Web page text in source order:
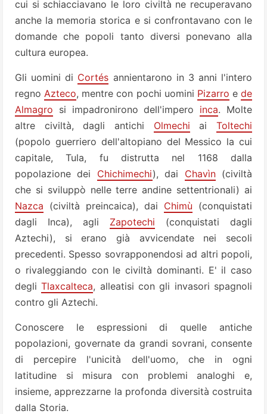
cui si schiacciavano le loro civiltà ne recuperavano
anche la memoria storica e si confrontavano con le
domande che popoli tanto diversi ponevano alla
cultura europea.
Gli uomini di Cortés annientarono in 3 anni l'intero
regnoAzteco, mentre con pochi uomini Pizarro e de
Almagro si impadronirono dell'impero inca. Molte
altre civiltà, dagli antichi Olmechi aiToltechi
(popolo guerriero dell'altopiano del Messico la cui
capitale, Tula, fu distrutta nel 1168 dalla
popolazione dei Chichimechi), dai Chavìn(civiltà
che si sviluppò nelle terre andine settentrionali) ai
Nazca (civiltà preincaica), dai Chimù (conquistati
dagli Inca), agli Zapotechi (conquistati dagli
Aztechi), si erano già avvicendate nei secoli
precedenti. Spesso sovrapponendosi ad altri popoli,
o rivaleggiando con le civiltà dominanti. E' il caso
degliTlaxcalteca, alleatisi con gli invasori spagnoli
contro gli Aztechi.
Conoscere le espressioni di quelle antiche
popolazioni, governate da grandi sovrani, consente
di percepire l'unicità dell'uomo, che in ogni
latitudine si misura con problemi analoghi e,
insieme, apprezzarne la profonda diversità costruita
dalla Storia.